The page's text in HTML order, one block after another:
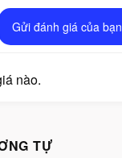
Gửi đánh giá của bạn
nào.
TỰ